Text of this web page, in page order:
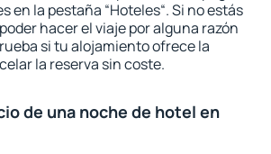
en la pestaña “Hoteles“. Si no estás
hacer el viaje por alguna razón
si tu alojamiento ofrece la
la reserva sin coste.
de una noche de hotel en